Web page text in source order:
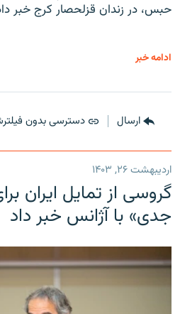
حبس، در زندان قزلحصار کرج خبر
ادامه خبر
ارسال دسترسی بدون
اردیبهشت ۲۶, ۱۴۰۳
گروسی از تمایل ایران
جدی» با آژانس خبر داد